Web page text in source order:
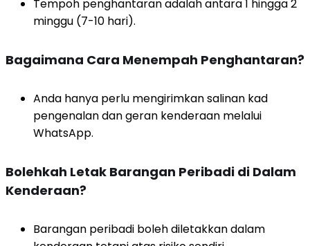
Tempoh penghantaran adalah antara 1 hingga 2
minggu (7-10 hari).
Bagaimana Cara Menempah Penghantaran?
Anda hanya perlu mengirimkan salinan kad
pengenalan dan geran kenderaan melalui
WhatsApp.
Bolehkah Letak Barangan Peribadi di Dalam
Kenderaan?
Barangan peribadi boleh diletakkan dalam